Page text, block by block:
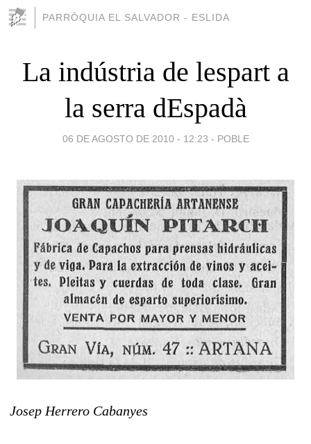
PARRÒQUIA EL SALVADOR - ESLIDA
La indústria de lespart a
la serra dEspadà
06 DE AGOSTO DE 2010 - 12:23 - POBLE
Josep Herrero Cabanyes